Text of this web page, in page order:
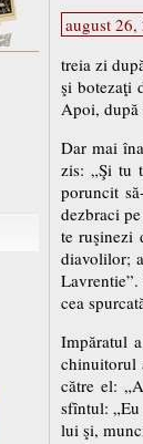
august 26,
treia zi
şi botezaţi
Apoi, după
Dar mai
zis: „Şi tu
poruncit
dezbraci
te ruşinezi
diavolilor;
cea
Impăratul
chinuitorul
către el:
sfîntul:
lui şi,